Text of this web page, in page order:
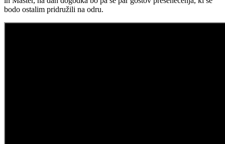
bodo ostalim pridružili na odru.